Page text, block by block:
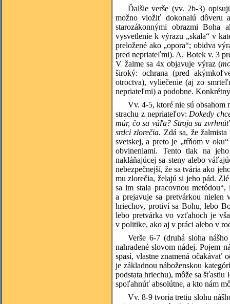
Ďalšie verše (vv. 2b-3)
možno vložiť dokonalú dôveru
starozákonnými obrazmi Boha
vysvetlenie k výrazu „skala“ v
preložené ako „opora“; obidva
pred nepriateľmi). A. Botek v. 3
V žalme sa 4x objavuje výraz (
široký: ochrana (pred
otroctva), vyliečenie (aj zo
nepriateľmi) a podobne.
Vv. 4-5, ktoré nie sú obsahom
strachu z nepriateľov: Dokedy
múr, čo sa váľa? Stroja sa
srdci zlorečia. Zdá sa, že
svetskej, a preto je „tŕňom v
obvineniami. Tento tlak na
nakláňajúcej sa steny alebo
nebezpečnejší, že sa tvária ako
mu zlorečia, želajú si jeho pád.
sa im stala pracovnou
a prejavuje sa pretvárkou
hriechov, protiví sa Bohu, lebo
lebo pretvárka vo vzťahoch je
v politike, ako aj v práci alebo v
Verše 6-7 (druhá sloha
nahradené slovom nádej. Pojem
spasí, vlastne znamená očakávať
je základnou náboženskou
podstata hriechu), môže sa
spoľahnúť absolútne, a kto nám
Vv. 8-9 tvoria tretiu slohu